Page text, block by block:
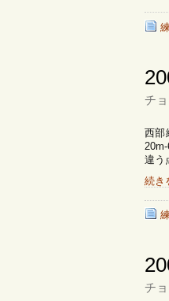
チ
西部
違
続き
チ